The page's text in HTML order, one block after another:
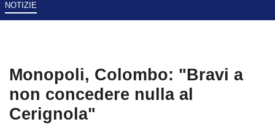
NOTIZIE
Monopoli, Colombo: "Bravi a
non concedere nulla al
Cerignola"